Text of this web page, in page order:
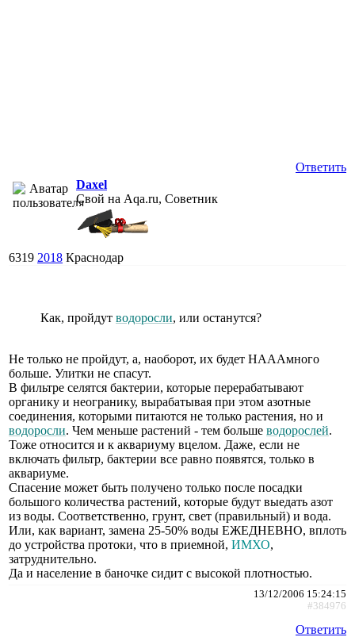
Ответить
Daxel
Свой на Aqa.ru, Советник
6319 2018 Краснодар
Как, пройдут водоросли, или останутся?
Не только не пройдут, а, наоборот, их будет НАААмного
больше. Улитки не спасут.
В фильтре селятся бактерии, которые перерабатывают
органику и неогранику, вырабатывая при этом азотные
соединения, которыми питаются не только растения, но и
водоросли. Чем меньше растений - тем больше водорослей.
Тоже относится и к аквариуму вцелом. Даже, если не
включать фильтр, бактерии все равно появятся, только в
аквариуме.
Спасение может быть получено только после посадки
большого количества растений, которые будут выедать азот
из воды. Соответственно, грунт, свет (правильный) и вода.
Или, как вариант, замена 25-50% воды ЕЖЕДНЕВНО, вплоть
до устройства протоки, что в приемной, ИМХО,
затруднительно.
Да и население в баночке сидит с высокой плотностью.
13/12/2006 15:24:15
#384976
Ответить